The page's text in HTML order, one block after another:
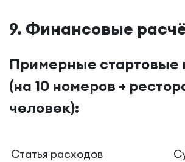
9. Финансовые
Примерные стартовые
(на 10 номеров +
человек):
Статья расходов